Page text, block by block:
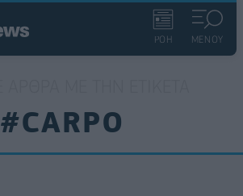
ΡΟΗ ΜΕΝΟΥ
#CARPO